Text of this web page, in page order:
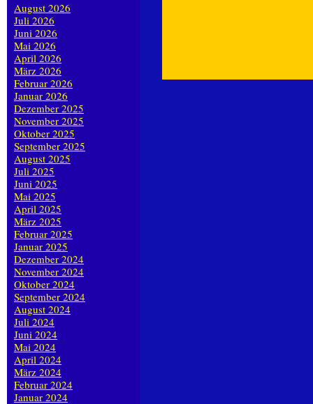
August 2026
Juli 2026
Juni 2026
Mai 2026
April 2026
März 2026
Februar 2026
Januar 2026
Dezember 2025
November 2025
Oktober 2025
September 2025
August 2025
Juli 2025
Juni 2025
Mai 2025
April 2025
März 2025
Februar 2025
Januar 2025
Dezember 2024
November 2024
Oktober 2024
September 2024
August 2024
Juli 2024
Juni 2024
Mai 2024
April 2024
März 2024
Februar 2024
Januar 2024